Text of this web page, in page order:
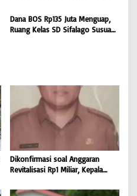
Dikonfirmasi
Dana BOS Rp135 Juta Menguap,
Ruang Kelas SD Sifalago Susua
Dikonfirmasi soal Anggaran
Revitalisasi Rp1 Miliar, Kepala
Hiliuso Bungkam